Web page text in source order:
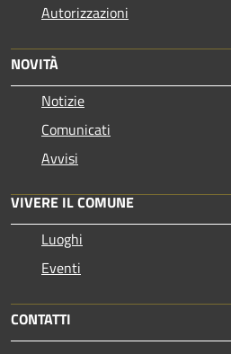
Autorizzazioni
NOVITÀ
Notizie
Comunicati
Avvisi
VIVERE IL COMUNE
Luoghi
Eventi
CONTATTI